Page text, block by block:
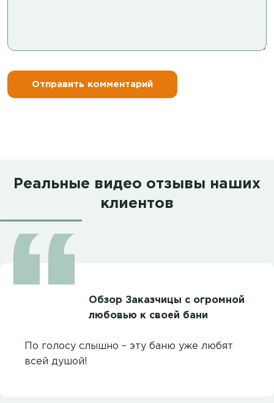
Реальные видео отзывы наших
клиентов
Обзор Заказчицы с огромной
любовью к своей бани
По голосу слышно – эту баню уже любят
всей душой!